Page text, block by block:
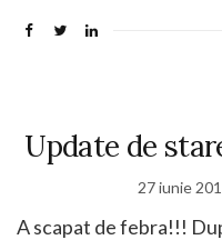
Update de
27 iunie
A scapat de febra!!!